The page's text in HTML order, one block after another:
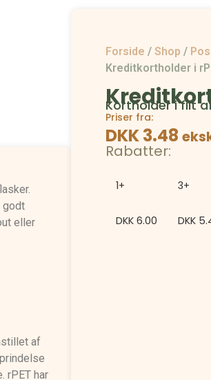
godt
eller
af
rPET har
Forside /Shop /
Kreditkortholder i
Kortholder i filt
Priser fra:
DKK 3.48
Rabatter:
1+ 3+
DKK 6.00 DKK